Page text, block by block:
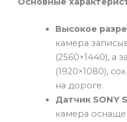
Высокое
камера
(2560×1440), а
(1920×1080),
на дороге.
Датчик SONY
камера